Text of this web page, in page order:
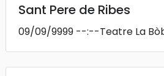
Sant Pere de Ribes
09/09/9999 --:--Teatre La